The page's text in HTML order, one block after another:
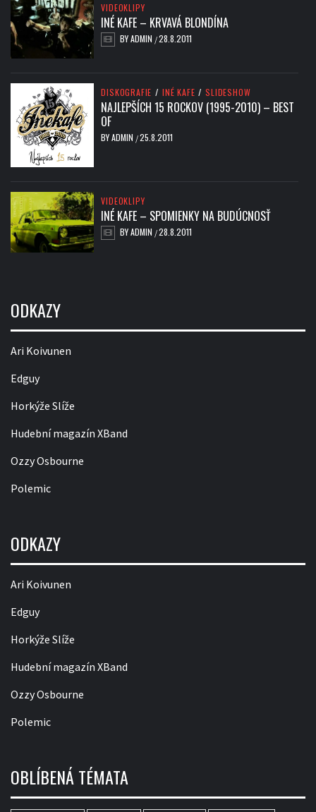
VIDEOKLIPY
INÉ KAFE – KRVAVÁ BLONDÍNA
BYADMIN /28.8.2011
DISKOGRAFIE / INÉ KAFE / SLIDESHOW
NAJLEPŠÍCH 15 ROCKOV (1995-2010) – BEST
OF
BYADMIN /25.8.2011
VIDEOKLIPY
INÉ KAFE – SPOMIENKY NA BUDÚCNOSŤ
BYADMIN /28.8.2011
ODKAZY
Ari Koivunen
Edguy
Horkýže Slíže
Hudební magazín XBand
Ozzy Osbourne
Polemic
ODKAZY
Ari Koivunen
Edguy
Horkýže Slíže
Hudební magazín XBand
Ozzy Osbourne
Polemic
OBLÍBENÁ TÉMATA